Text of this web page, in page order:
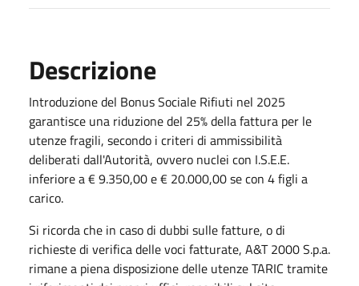
Descrizione
Introduzione del Bonus Sociale Rifiuti nel 2025
garantisce una riduzione del 25% della fattura per le
utenze fragili, secondo i criteri di ammissibilità
deliberati dall'Autorità, ovvero nuclei con I.S.E.E.
inferiore a € 9.350,00 e € 20.000,00 se con 4 figli a
carico.
Si ricorda che in caso di dubbi sulle fatture, o di
richieste di verifica delle voci fatturate, A&T 2000 S.p.a.
rimane a piena disposizione delle utenze TARIC tramite